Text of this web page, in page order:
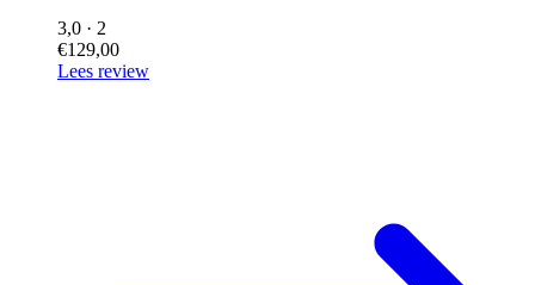
3,0 · 2
€129,00
Lees review